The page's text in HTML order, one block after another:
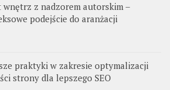
wnętrz z nadzorem autorskim –
podejście do aranżacji
praktyki w zakresie optymalizacji
strony dla lepszego SEO